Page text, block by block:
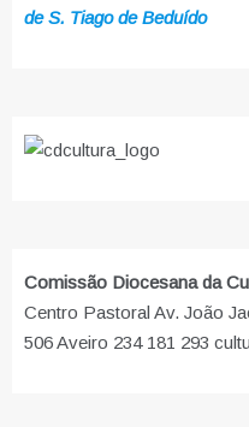
de S. Tiago de Beduído
Comissão Diocesana da
Centro Pastoral Av. João
506 Aveiro 234 181 293